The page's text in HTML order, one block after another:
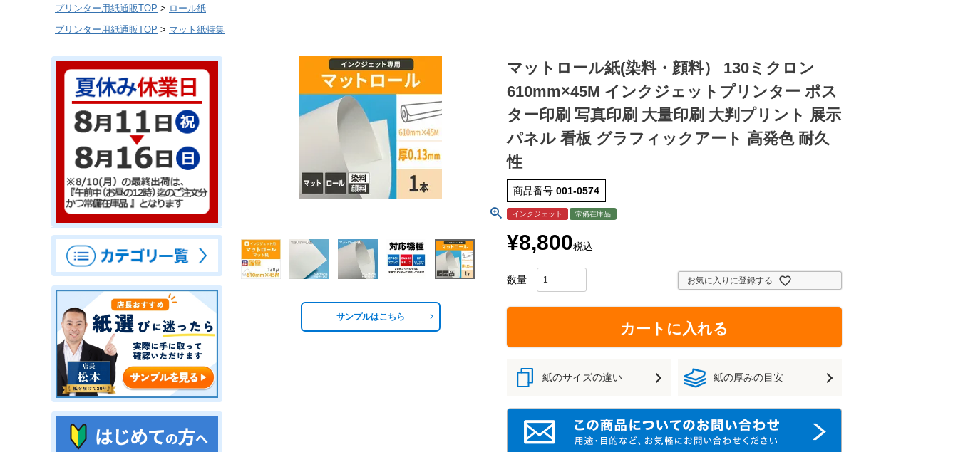
プリンター用紙通販TOP
ロール紙
プリンター用紙通販TOP
マット紙特集
サンプルはこちら
マットロール紙(染料・顔料） 130ミクロン
610mm×45M インクジェットプリンター ポス
ター印刷 写真印刷 大量印刷 大判プリント 展示
パネル 看板 グラフィックアート 高発色 耐久
性
商品番号 001-0574
インクジェット 常備在庫品
¥8,800税込
お気に入りに登録する
カートに入れる
紙のサイズの違い 紙の厚みの目安